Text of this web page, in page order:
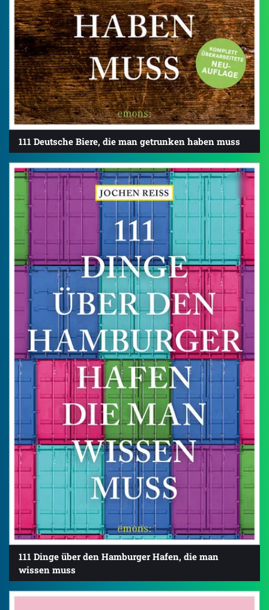
111 Deutsche Biere, die man getrunken haben muss
111 Dinge über den Hamburger Hafen, die man
wissen muss